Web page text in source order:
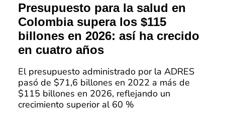
Presupuesto para la salud en
Colombia supera los $115
billones en 2026: así ha crecido
en cuatro años
El presupuesto administrado por la ADRES
pasó de $71,6 billones en 2022 a más de
$115 billones en 2026, reflejando un
crecimiento superior al 60 %